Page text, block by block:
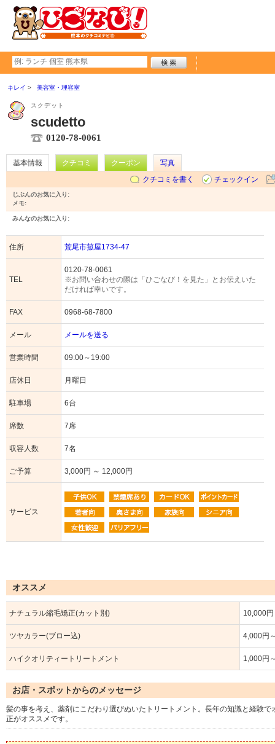
キレイ 美容室・理容室
スクデット
scudetto
0120-78-0061
基本情報 クチコミ クーポン
写真
クチコミを書く
チェックイン
じぶんのお気に入り:
メモ:
みんなのお気に入り:
住所 荒尾市菰屋1734-47
TEL
0120-78-0061
※お問い合わせの際は「ひごなび！を見た」とお伝えいた
だければ幸いです。
FAX 0968-68-7800
メール メールを送る
営業時間 09:00～19:00
店休日 月曜日
駐車場 6台
席数 7席
収容人数 7名
ご予算 3,000円 ～ 12,000円
サービス
オススメ
ナチュラル縮毛矯正(カット別) 10,000
ツヤカラー(ブロー込) 4,000円
ハイクオリティートリートメント 1,000円
お店・スポットからのメッセージ
髪の事を考え、薬剤にこだわり選びぬいたトリートメント。長年の知識と経験
正がオススメです。